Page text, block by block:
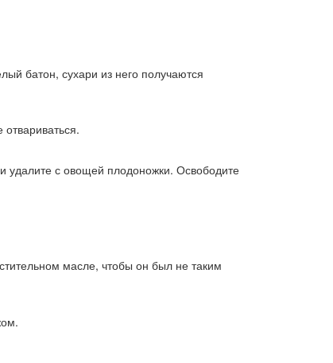
батон, сухари из него получаются
удалите с овощей плодоножки. Освободите
масле, чтобы он был не таким